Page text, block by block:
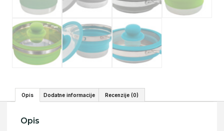
Opis Dodatne informacije Recenzije (0)
Opis